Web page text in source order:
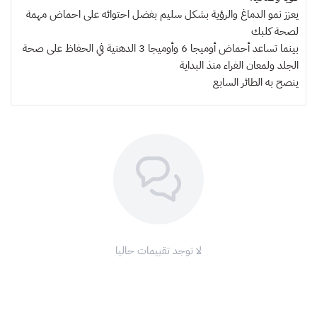
يعزز نمو الدماغ والرؤية بشكل سليم بفضل احتوائه على احماض مهمة
لصحة كلبك
بينما تساعد أحماض أوميجا 6 وأوميجا 3 الدهنية في الحفاظ على صحة
الجلد ولمعان الفراء منذ البداية
ينصح بهالطائر السابع
لا توجد تقييمات حاليا